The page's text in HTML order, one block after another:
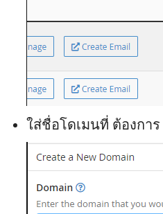
ใส่ชื่อโดเมนที่ ต้องกา